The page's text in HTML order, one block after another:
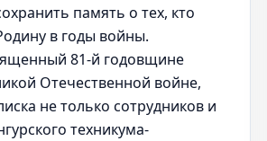
память о тех, кто
в годы войны.
81-й годовщине
Отечественной войне,
не только сотрудников и
техникума-